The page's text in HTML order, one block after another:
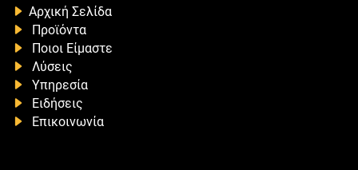
Αρχική Σελίδα
Προϊόντα
Ποιοι Είμαστε
Λύσεις
Υπηρεσία
Ειδήσεις
Επικοινωνία